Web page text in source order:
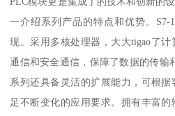
一介绍系列产品的特点和优势。S7-
现。采用多核处理器，大大tigao了
通信和安全通信，保障了数据的传输
系列还具备灵活的扩展能力，可根
足不断变化的应用要求。拥有丰富